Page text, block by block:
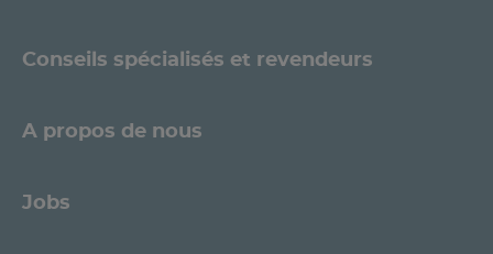
Conseils spécialisés et revendeurs
A propos de nous
Jobs